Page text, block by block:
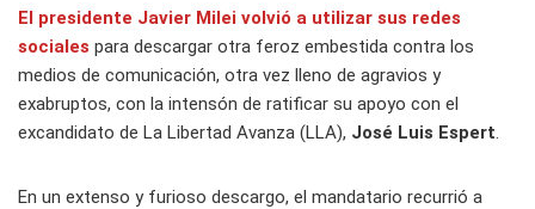
El presidente Javier Milei volvió a utilizar sus redes
sociales para descargar otra feroz embestida contra los
medios de comunicación, otra vez lleno de agravios y
exabruptos, con la intensón de ratificar su apoyo con el
excandidato de La Libertad Avanza (LLA), José Luis Espert
En un extenso y furioso descargo, el mandatario recurrió a